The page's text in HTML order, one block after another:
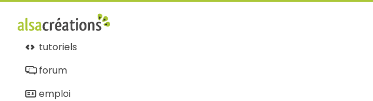
tutoriels
forum
emploi